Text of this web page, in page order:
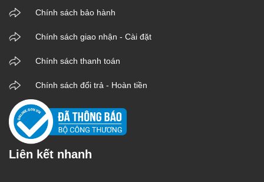
Chính sách bảo hành
Chính sách giao nhận - Cài đặt
Chính sách thanh toán
Chính sách đổi trả - Hoàn tiền
Liên kết nhanh